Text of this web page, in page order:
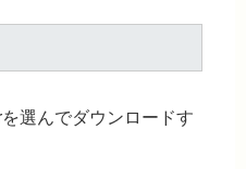
選んでダウンロードす